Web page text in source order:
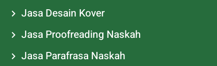
Jasa Desain Kover
Jasa Proofreading Naskah
Jasa Parafrasa Naskah